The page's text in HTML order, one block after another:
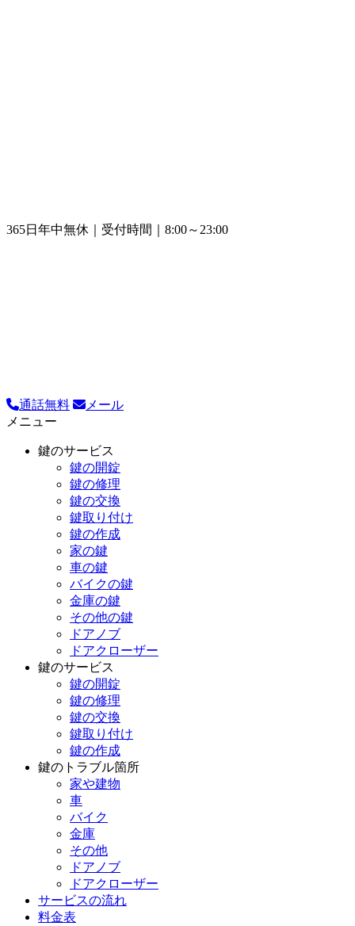
365日年中無休｜受付時間｜8:00～23:00
通話無料
メール
メニュー
鍵のサービス
鍵の開錠
鍵の修理
鍵の交換
鍵取り付け
鍵の作成
家の鍵
車の鍵
バイクの鍵
金庫の鍵
その他の鍵
ドアノブ
ドアクローザー
鍵のサービス
鍵の開錠
鍵の修理
鍵の交換
鍵取り付け
鍵の作成
鍵のトラブル箇所
家や建物
車
バイク
金庫
その他
ドアノブ
ドアクローザー
サービスの流れ
料金表